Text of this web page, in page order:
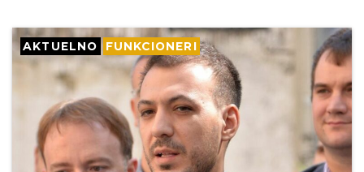
AKTUELNO FUNKCIONERI